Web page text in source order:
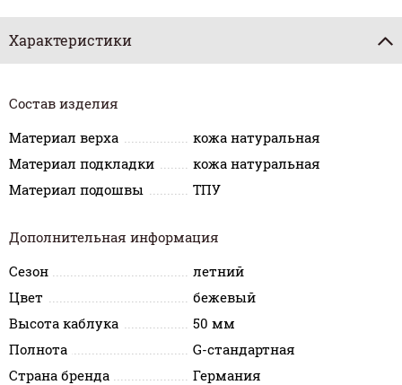
Характеристики
Состав изделия
Материал верха
кожа натуральная
Материал подкладки
кожа натуральная
Материал подошвы
ТПУ
Дополнительная информация
Сезон
летний
Цвет
бежевый
Высота каблука
50 мм
Полнота
G-стандартная
Страна бренда
Германия